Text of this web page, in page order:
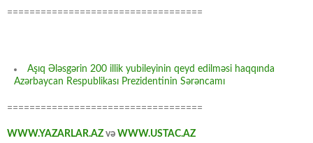
===================================
Aşıq Ələsgərin 200 illik yubileyinin qeyd edilməsi haqqında
Azərbaycan Respublikası Prezidentinin Sərəncamı
===================================
WWW.YAZARLAR.AZ və WWW.USTAC.AZ